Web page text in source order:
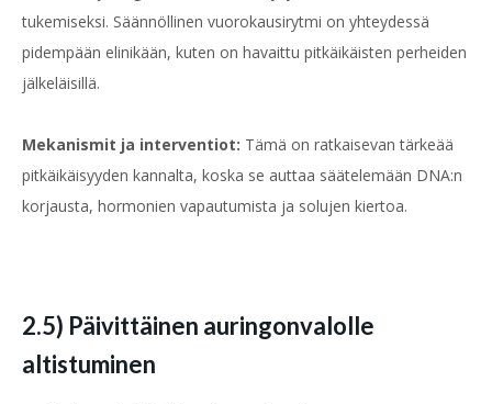
tukemiseksi. Säännöllinen vuorokausirytmi on yhteydessä
pidempään elinikään, kuten on havaittu pitkäikäisten perheiden
jälkeläisillä.
Mekanismit ja interventiot: Tämä on ratkaisevan tärkeää
pitkäikäisyyden kannalta, koska se auttaa säätelemään DNA:n
korjausta, hormonien vapautumista ja solujen kiertoa.
2.5) Päivittäinen auringonvalolle
altistuminen